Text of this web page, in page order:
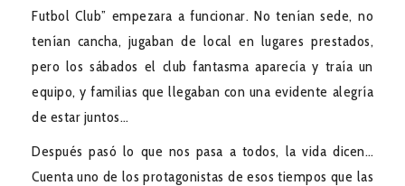
Futbol Club” empezara a funcionar. No tenían sede, no
tenían cancha, jugaban de local en lugares prestados,
pero los sábados el club fantasma aparecía y traía un
equipo, y familias que llegaban con una evidente alegría
de estar juntos…
Después pasó lo que nos pasa a todos, la vida dicen…
Cuenta uno de los protagonistas de esos tiempos que las